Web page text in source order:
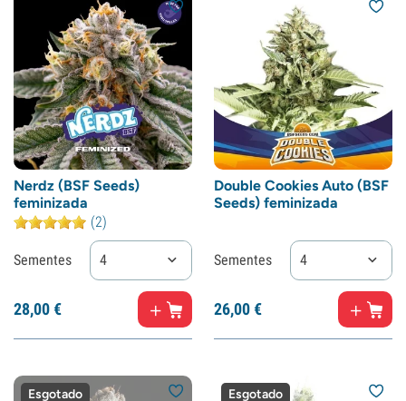
Nerdz (BSF Seeds)
feminizada
(2)
Sementes 4
28,00€
Double Cookies Auto (BSF
Seeds) feminizada
Sementes 4
26,00€
Esgotado Esgotado